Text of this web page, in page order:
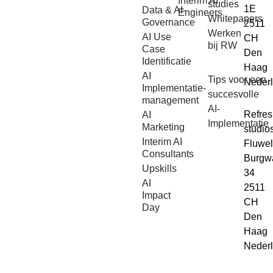
Data & AI-
Governance
AI Use
Case
Identificatie
AI
Implementatie-
management
AI
Marketing
Interim AI
Consultants
Upskills
AI
Impact
Day
Engineers
studies
Whitepapers
Werken
bij RW
Tips voor een
succesvolle
AI-
Implementatie
1E
2511
CH
Den
Haag
34
2511
CH
Den
Haag